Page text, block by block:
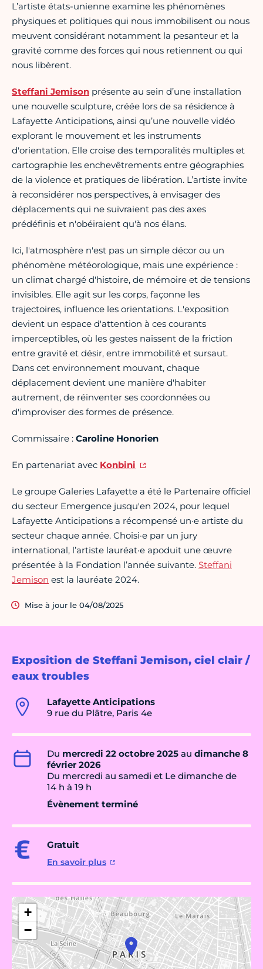
Exposition de Steffani Jemison, ciel clair /
eaux troubles
Lafayette Anticipations
9 rue du Plâtre, Paris 4e
Du mercredi 22 octobre 2025 au dimanche 8
février 2026
Du mercredi au samedi et Le dimanche de
14 h à 19 h
Évènement terminé
Gratuit
En savoir plus
+
−
L’artiste états-unienne examine les phénomènes
physiques et politiques qui nous immobilisent ou nous
meuvent considérant notamment la pesanteur et la
gravité comme des forces qui nous retiennent ou qui
nous libèrent.
Steffani Jemison présente au sein d’une installation
une nouvelle sculpture, créée lors de sa résidence à
Lafayette Anticipations, ainsi qu’une nouvelle vidéo
explorant le mouvement et les instruments
d'orientation. Elle croise des temporalités multiples et
cartographie les enchevêtrements entre géographies
de la violence et pratiques de libération. L’artiste invite
à reconsidérer nos perspectives, à envisager des
déplacements qui ne suivraient pas des axes
prédéfinis et n'obéiraient qu'à nos élans.
Ici, l'atmosphère n'est pas un simple décor ou un
phénomène météorologique, mais une expérience :
un climat chargé d'histoire, de mémoire et de tensions
invisibles. Elle agit sur les corps, façonne les
trajectoires, influence les orientations. L'exposition
devient un espace d'attention à ces courants
imperceptibles, où les gestes naissent de la friction
entre gravité et désir, entre immobilité et sursaut.
Dans cet environnement mouvant, chaque
déplacement devient une manière d'habiter
autrement, de réinventer ses coordonnées ou
d'improviser des formes de présence.
Commissaire : Caroline Honorien
En partenariat avec Konbini
Le groupe Galeries Lafayette a été le Partenaire officiel
du secteur Emergence jusqu'en 2024, pour lequel
Lafayette Anticipations a récompensé un·e artiste du
secteur chaque année. Choisi·e par un jury
international, l’artiste lauréat·e apoduit une œuvre
présentée à la Fondation l’année suivante. Steffani
Jemison est la lauréate 2024.
Mise à jour le 04/08/2025